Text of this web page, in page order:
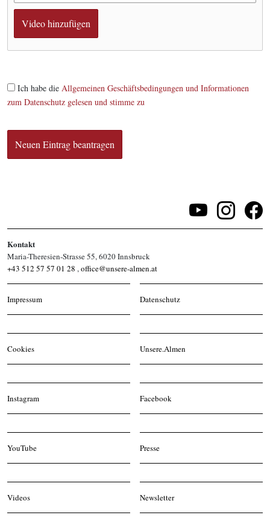
Ich habe die Allgemeinen Geschäftsbedingungen und Informationen
zum Datenschutz gelesen und stimme zu
Kontakt
Maria-Theresien-Strasse 55, 6020 Innsbruck
+43 512 57 57 01 28 ,office@unsere-almen.at
Impressum Datenschutz
Cookies Unsere.Almen
Instagram Facebook
YouTube Presse
Videos Newsletter